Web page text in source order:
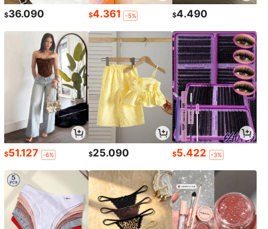
$36.090 $4.361 -5% $4.490
$51.127 -6% $25.090 $5.422 -3%